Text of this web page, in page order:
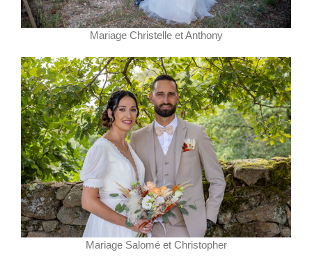
Mariage Christelle et Anthony
Mariage Salomé et Christopher